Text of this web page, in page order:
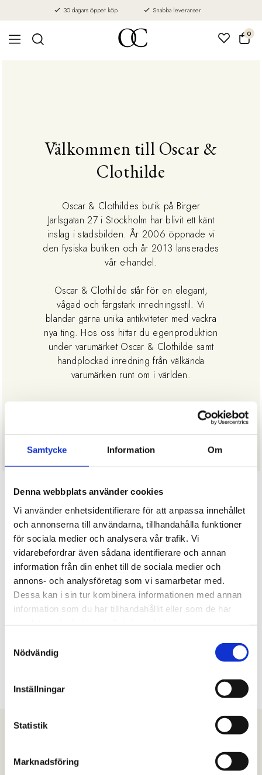
Samtycke Information Om
Denna webbplats använder cookies
Vi använder enhetsidentifierare för att anpassa innehållet
och annonserna till användarna, tillhandahålla funktioner
för sociala medier och analysera vår trafik. Vi
vidarebefordrar även sådana identifierare och annan
information från din enhet till de sociala medier och
annons- och analysföretag som vi samarbetar med.
Dessa kan i sin tur kombinera informationen med annan
information som du har tillhandahållit eller som de har
Nödvändig
Inställningar
Statistik
Marknadsföring
30 dagars öppet köp Snabba leveranser
0
Välkommen till Oscar &
Clothilde
Oscar & Clothildes butik på Birger
Jarlsgatan 27 i Stockholm har blivit ett känt
inslag i stadsbilden. År 2006 öppnade vi
den fysiska butiken och år 2013 lanserades
vår e-handel.
Oscar & Clothilde står för en elegant,
vågad och färgstark inredningsstil. Vi
blandar gärna unika antikviteter med vackra
nya ting. Hos oss hittar du egenproduktion
under varumärket Oscar & Clothilde samt
handplockad inredning från välkända
varumärken runt om i världen.